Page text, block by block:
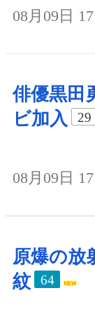
08月09日
俳優黒田
ビ加入
29
08月09日
原爆の放
紋
64